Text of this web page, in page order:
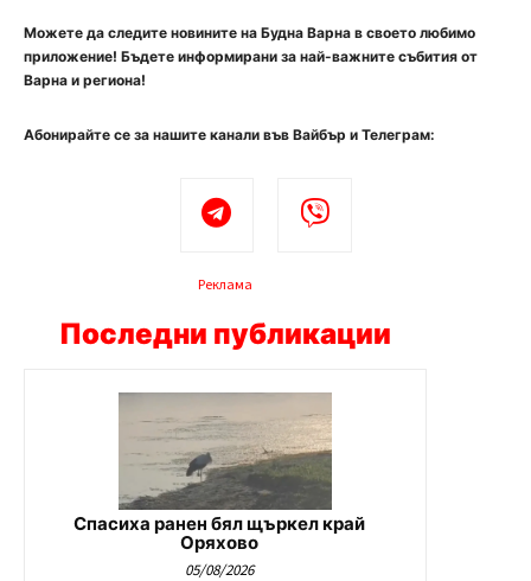
Можете да следите новините на Будна Варна в своето любимо
приложение! Бъдете информирани за най-важните събития от
Варна и региона!
Абонирайте се за нашите канали във Вайбър и Телеграм:
Реклама
Последни публикации
Спасиха ранен бял щъркел край
Оряхово
05/08/2026